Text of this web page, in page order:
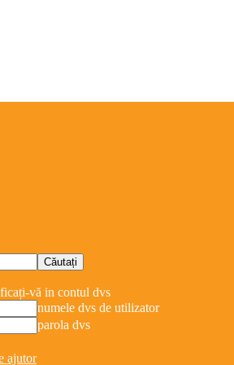
vă in contul dvs
numele dvs de utilizator
parola dvs
ajutor